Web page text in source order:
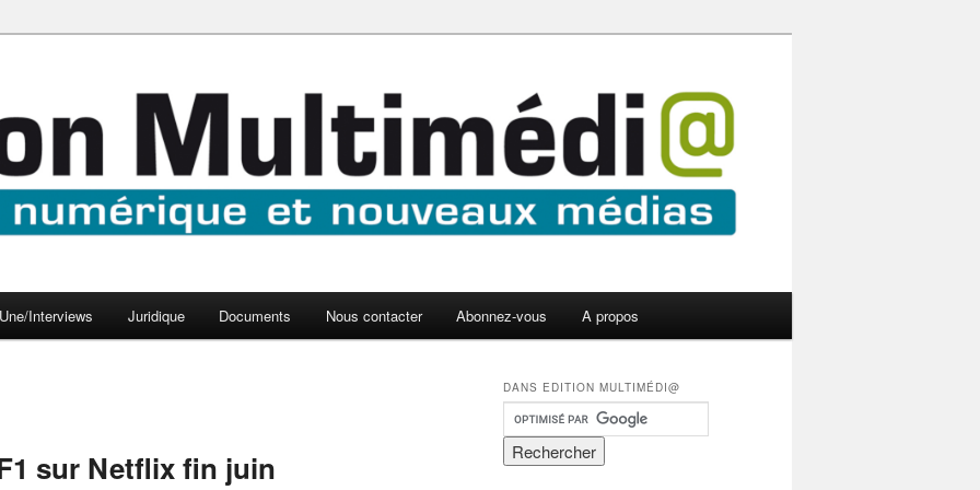
Une/Interviews Juridique Documents Nous contacter Abonnez-vous A propos
sur Netflix fin juin
DANS EDITION MULTIMÉDI@